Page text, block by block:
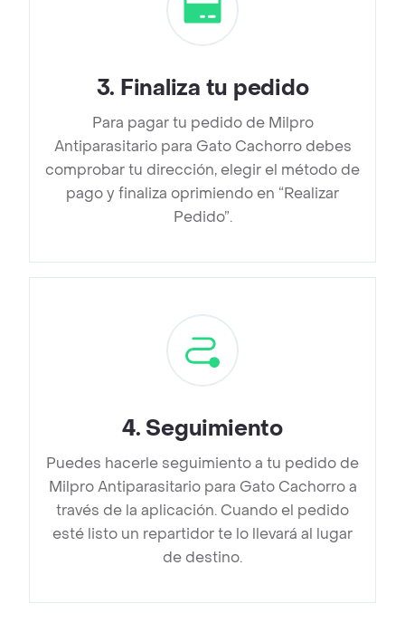
3. Finaliza tu pedido
Para pagar tu pedido de Milpro
Antiparasitario para Gato Cachorro debes
comprobar tu dirección, elegir el método de
pago y finaliza oprimiendo en “Realizar
Pedido”.
4. Seguimiento
Puedes hacerle seguimiento a tu pedido de
Milpro Antiparasitario para Gato Cachorro a
través de la aplicación. Cuando el pedido
esté listo un repartidor te lo llevará al lugar
de destino.